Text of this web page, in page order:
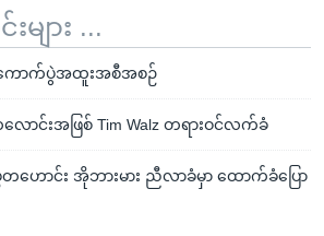
ျား ...
ကောက်ပွဲအထူးအစီအစဉ်
ာင်းအဖြစ် Tim Walz တရားဝင်လက်ခံ
ဟောင်း အိုဘားမား ညီလာခံမှာ ထောက်ခံပြော